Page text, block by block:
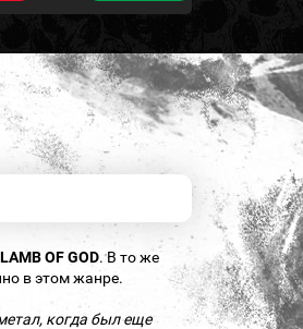
LAMB OF GOD. В то же
в этом жанре.
когда был еще